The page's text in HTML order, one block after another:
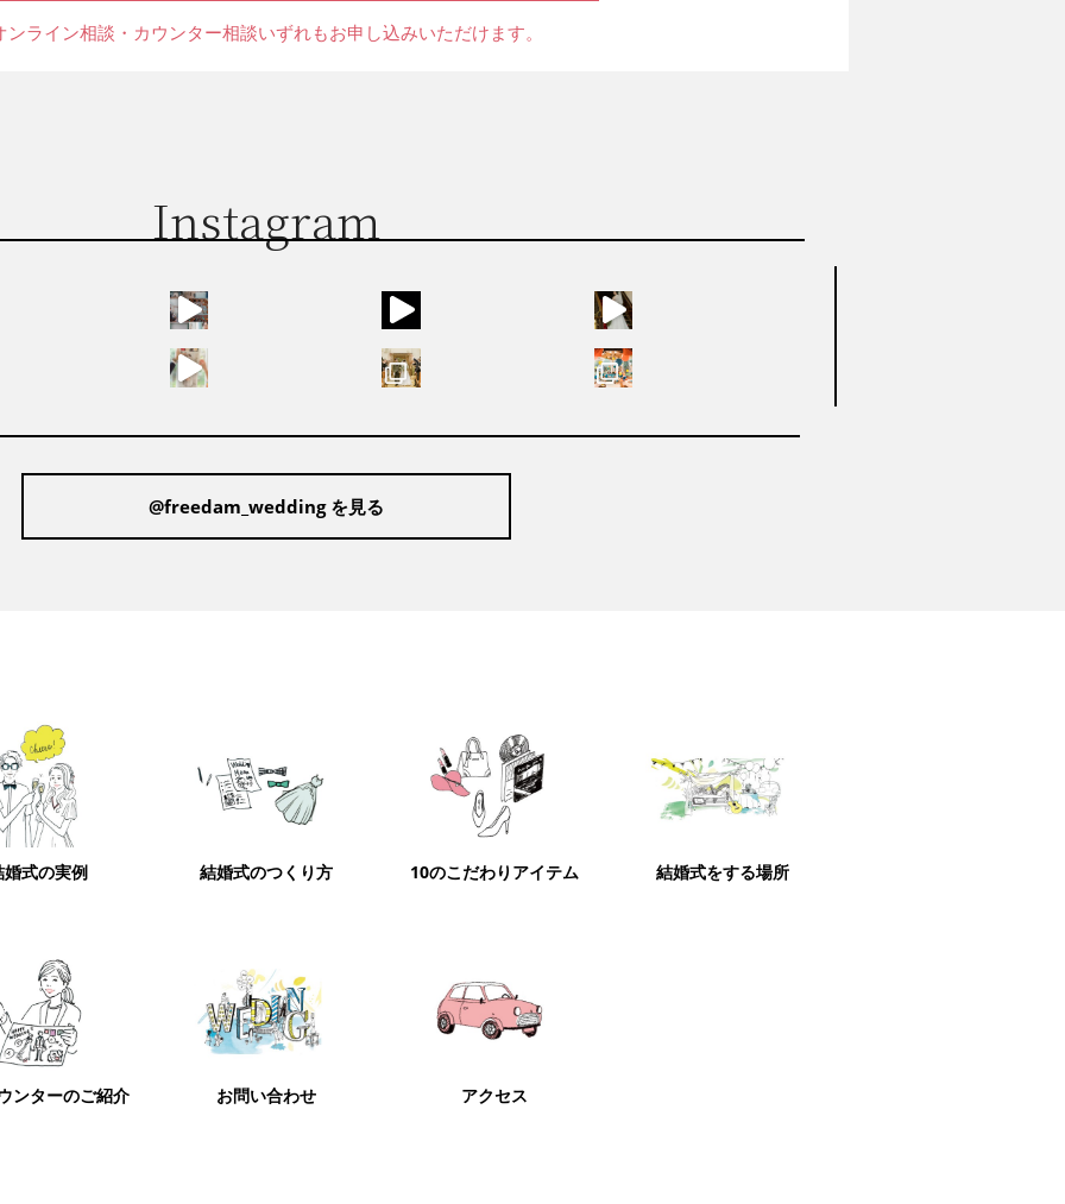
ンライン相談・カウンター相談いずれもお申し込みいただけます。
Instagram
@freedam_wedding を見る
婚式の実例 結婚式のつくり方 10のこだわりアイテム 結婚式をする場所
ンターのご紹介 お問い合わせ アクセス